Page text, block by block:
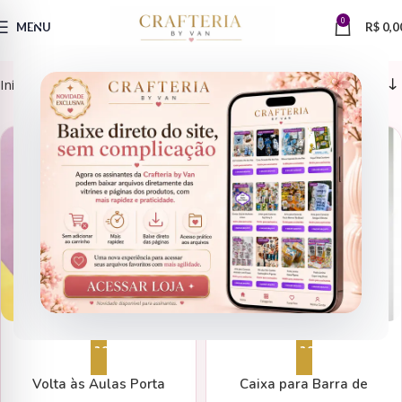
MENU 0 R$
Início Produtos marcados com a tag “chocolate”
DATAS COMEMORATIVAS
Adicionar ao carrinho
Volta às Aulas Porta
ARQUIVOS DE CORTE
Adicionar ao carrinho
Caixa para Barra de